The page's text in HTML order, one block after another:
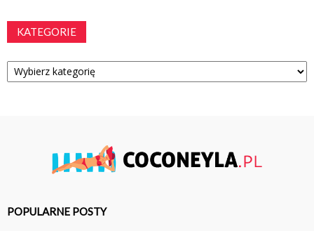
KATEGORIE
Kategorie
POPULARNE POSTY